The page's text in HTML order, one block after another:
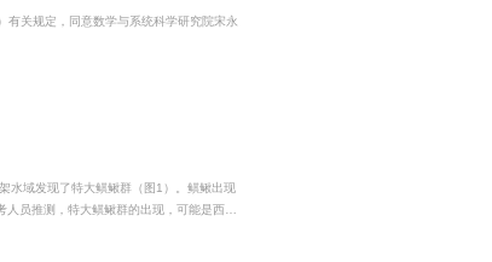
关规定，同意数学与系统科学研究院宋永
水域发现了特大鲯鳅群（图1）。鲯鳅出现